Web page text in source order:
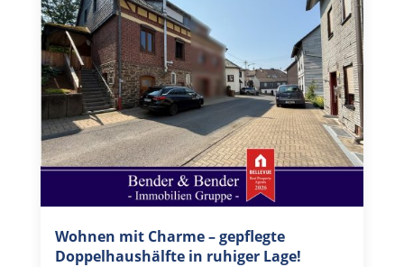
Wohnen mit Charme – gepflegte
Doppelhaushälfte in ruhiger Lage!